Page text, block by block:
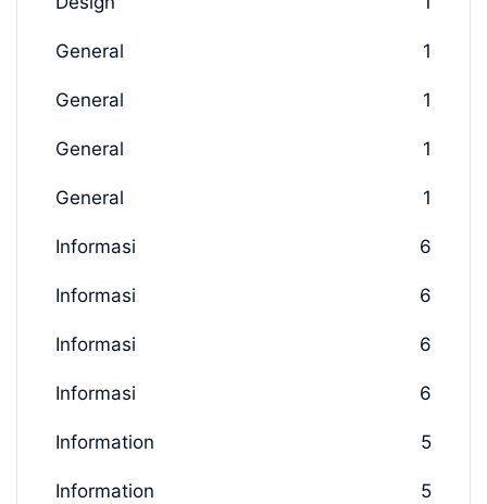
General 1
General 1
General 1
General 1
Informasi 6
Informasi 6
Informasi 6
Informasi 6
Information 5
Information 5